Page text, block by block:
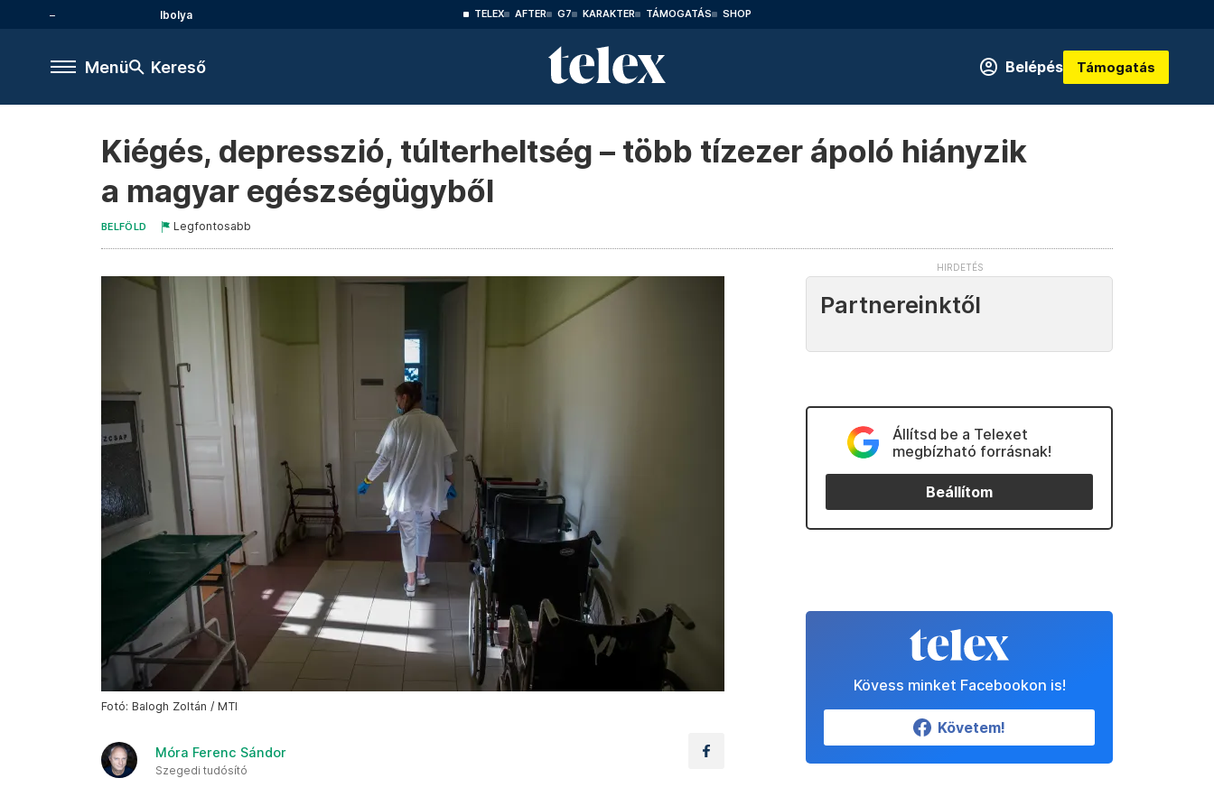
Ibolya TELEX AFTER G7 KARAKTER TÁMOGATÁS SHOP
Menü Kereső Belépés Támogatás
Kiégés, depresszió, túlterheltség – több tízezer ápoló hiányzik
a magyar egészségügyből
BELFÖLD Legfontosabb
Fotó: Balogh Zoltán / MTI
Móra Ferenc Sándor
Szegedi tudósító
Partnereinktől
Állítsd be a Telexet
megbízható forrásnak!
Beállítom
Kövess minket Facebookon is!
Követem!